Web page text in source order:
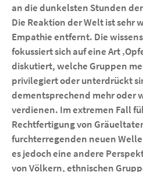
an die dunkelsten Stunden
Die Reaktion der Welt ist sehr
Empathie entfernt. Die
fokussiert sich auf eine Art
diskutiert, welche Gruppen
privilegiert oder unterdrückt
dementsprechend mehr oder
verdienen. Im extremen Fall
Rechtfertigung von
furchterregenden neuen
es jedoch eine andere
von Völkern, ethnischen